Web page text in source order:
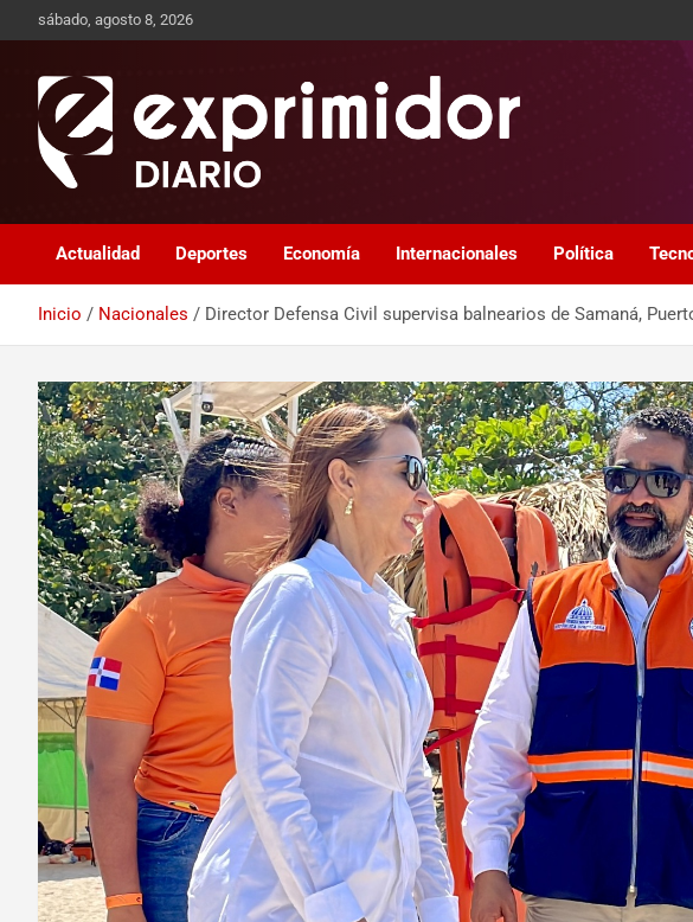
sábado, agosto 8, 2026
Exprimidor media
Actualidad Deportes Economía Internacionales Política
Inicio Nacionales Director Defensa Civil supervisa balnearios de Samaná,